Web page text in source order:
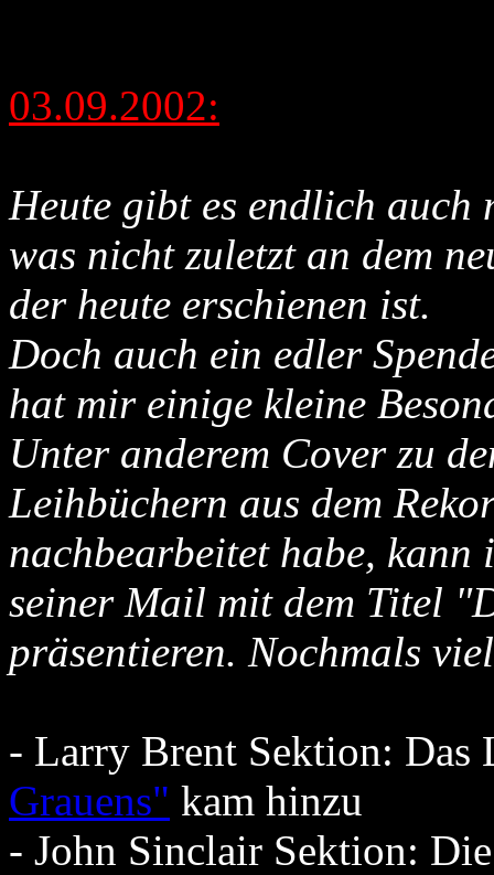
03.09.2002:
Heute gibt es endlich auch
was nicht zuletzt an dem
der heute erschienen ist.
Doch auch ein edler
hat mir einige kleine
Unter anderem Cover zu
Leihbüchern aus dem
nachbearbeitet habe, kann
seiner Mail mit dem Titel
präsentieren. Nochmals
- Larry Brent Sektion: Das
Grauens" kam hinzu
- John Sinclair Sektion: